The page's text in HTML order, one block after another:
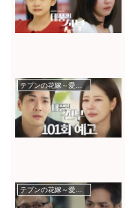
テプンの花嫁～愛と復讐の羅針盤
テプンの花嫁～愛と復讐の羅針盤